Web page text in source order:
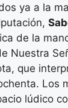
ya a la
de la
Nuestra
que
Los
lúdico